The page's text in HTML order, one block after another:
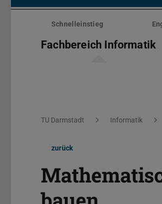
Menü
überspringenSchnelleinstieg
Fachbereich Informatik
Sie befinden sich hier:
TU Darmstadt Informatik
zurück